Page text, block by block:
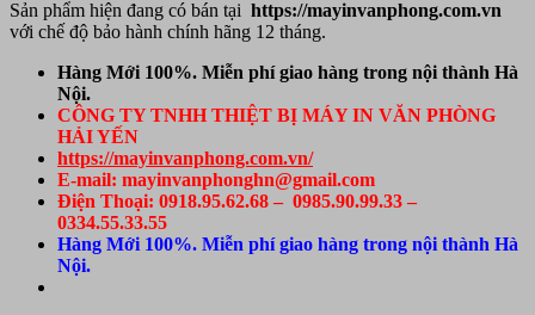
Sản phẩm hiện đang có bán tại https://mayinvanphong.com.vn
với chế độ bảo hành chính hãng 12 tháng.
Hàng Mới 100%. Miễn phí giao hàng trong nội thành Hà
Nội.
CÔNG TY TNHH THIỆT BỊ MÁY IN VĂN PHÒNG
HẢI YẾN
https://mayinvanphong.com.vn/
E-mail: mayinvanphonghn@gmail.com
Điện Thoại: 0918.95.62.68 – 0985.90.99.33 –
0334.55.33.55
Hàng Mới 100%. Miễn phí giao hàng trong nội thành Hà
Nội.